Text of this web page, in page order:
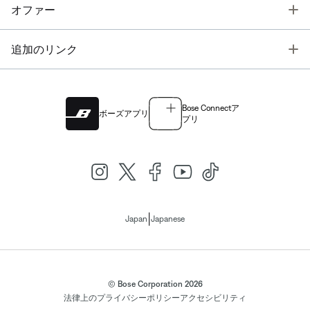
オファー
追加のリンク
ボーズアプリ
Bose Connectア
プリ
Japan Japanese
© Bose Corporation 2026
法律上のプライバシーポリシーアクセシビリティ